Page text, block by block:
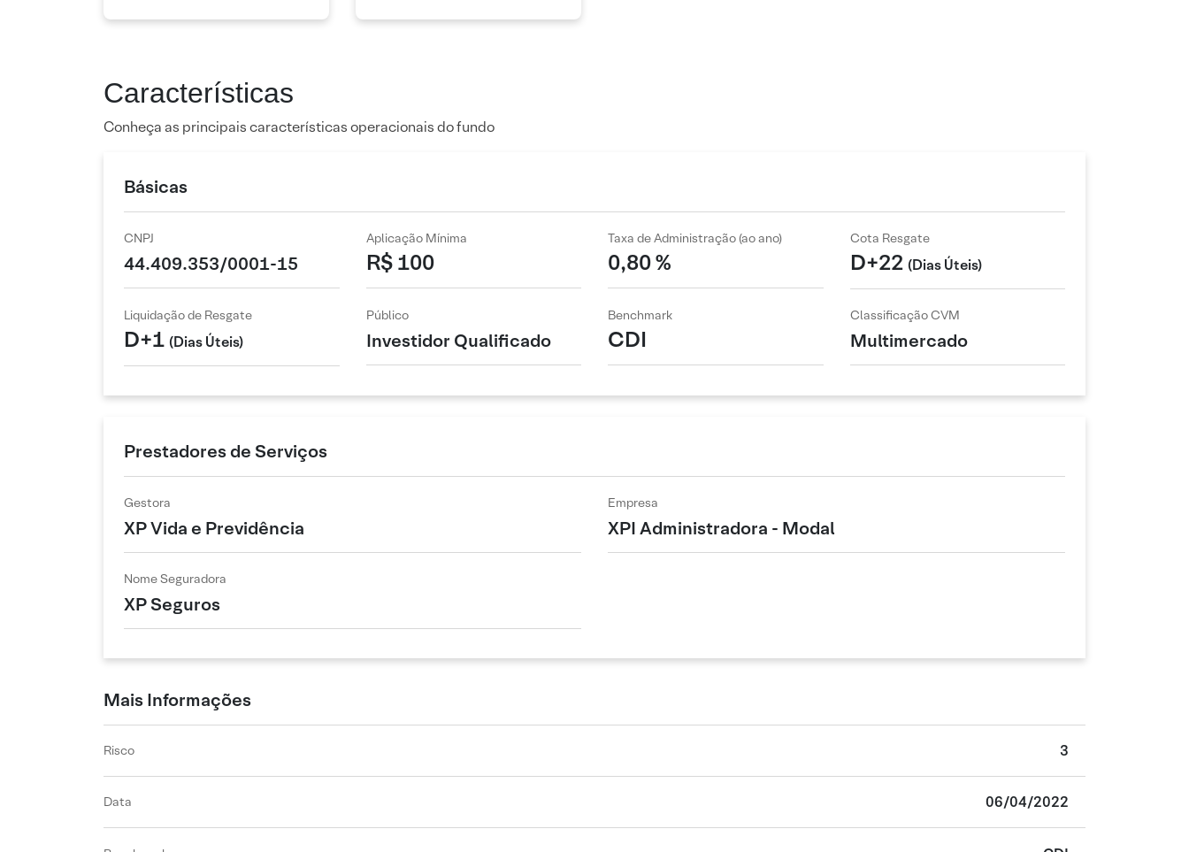
Características
Conheça as principais características operacionais do fundo
Básicas
CNPJ
44.409.353/0001-15
Aplicação Mínima
R$ 100
Taxa de Administração (ao ano)
0,80 %
Cota Resgate
D+22 (Dias Úteis)
Liquidação de Resgate
D+1 (Dias Úteis)
Público
Investidor Qualificado
Benchmark
CDI
Classificação CVM
Multimercado
Prestadores de Serviços
Gestora
XP Vida e Previdência
Empresa
XPI Administradora - Modal
Nome Seguradora
XP Seguros
Mais Informações
Risco 3
Data 06/04/2022